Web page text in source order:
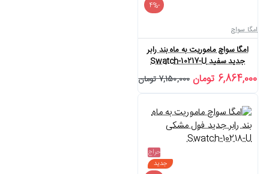
-4%
امگا سواچ
امگا سواچ ماموریت به ماه بند رابر
جدید سفید Swatch-10217-U
6,864,000 تومان 7,150,000 تومان
حراج
جدید